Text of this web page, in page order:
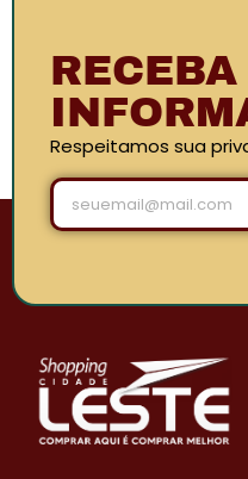
RECEBA
Respeitamos sua